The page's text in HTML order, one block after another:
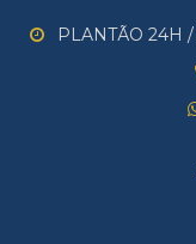
PLANTÃO 24H